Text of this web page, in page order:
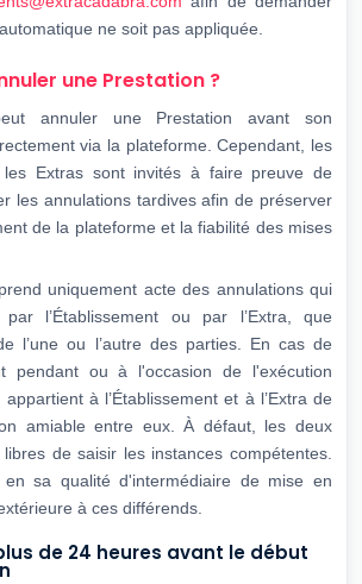
ne soit pas appliquée.
une Prestation ?
peut annuler une Prestation avant son
via la plateforme. Cependant, les
les Extras sont invités à faire preuve de
les annulations tardives afin de préserver
de la plateforme et la fiabilité des mises
uniquement acte des annulations qui
l’Établissement ou par l’Extra, que
l’une ou l’autre des parties. En cas de
pendant ou à l'occasion de l'exécution
à l’Établissement et à l’Extra de
amiable entre eux. À défaut, les deux
de saisir les instances compétentes.
en sa qualité d'intermédiaire de mise en
à ces différends.
de 24 heures avant le début